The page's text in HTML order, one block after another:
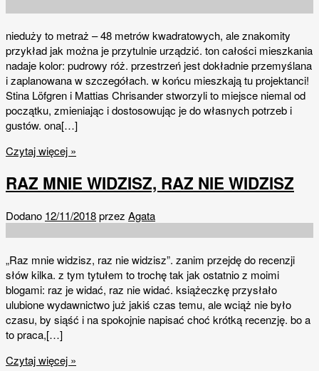
nieduży to metraż – 48 metrów kwadratowych, ale znakomity
przykład jak można je przytulnie urządzić. ton całości mieszkania
nadaje kolor: pudrowy róż. przestrzeń jest dokładnie przemyślana
i zaplanowana w szczegółach. w końcu mieszkają tu projektanci!
Stina Löfgren i Mattias Chrisander stworzyli to miejsce niemal od
początku, zmieniając i dostosowując je do własnych potrzeb i
gustów. ona[…]
Czytaj więcej »
RAZ MNIE WIDZISZ, RAZ NIE WIDZISZ
Dodano 12/11/2018przez Agata
„Raz mnie widzisz, raz nie widzisz”. zanim przejdę do recenzji
słów kilka. z tym tytułem to trochę tak jak ostatnio z moimi
blogami: raz je widać, raz nie widać. książeczkę przysłało
ulubione wydawnictwo już jakiś czas temu, ale wciąż nie było
czasu, by siąść i na spokojnie napisać choć krótką recenzję. bo a
to praca,[…]
Czytaj więcej »